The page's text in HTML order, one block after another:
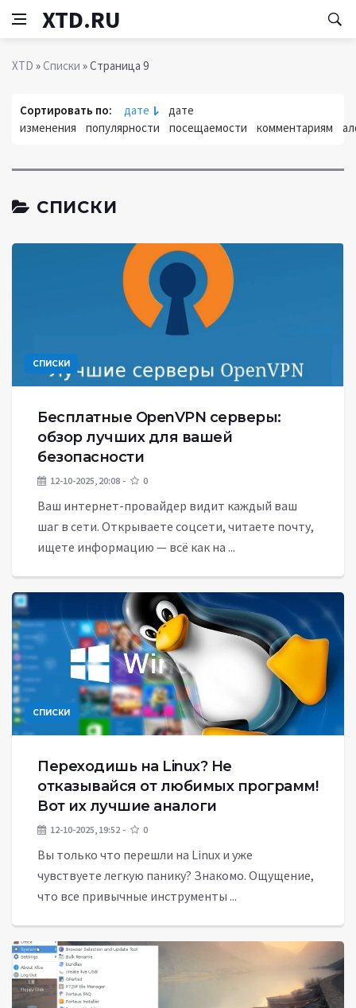
XTD.RU
XTD »Списки » Страница 9
Сортировать по: дате
дате
изменения
популярности посещаемости комментариям
СПИСКИ
СПИСКИ
Бесплатные OpenVPN серверы:
обзор лучших для вашей
безопасности
12-10-2025, 20:08 0
Ваш интернет-провайдер видит каждый ваш
шаг в сети. Открываете соцсети, читаете почту,
ищете информацию — всё как на ...
СПИСКИ
Переходишь на Linux? Не
отказывайся от любимых программ!
Вот их лучшие аналоги
12-10-2025, 19:52 0
Вы только что перешли на Linux и уже
чувствуете легкую панику? Знакомо. Ощущение,
что все привычные инструменты ...